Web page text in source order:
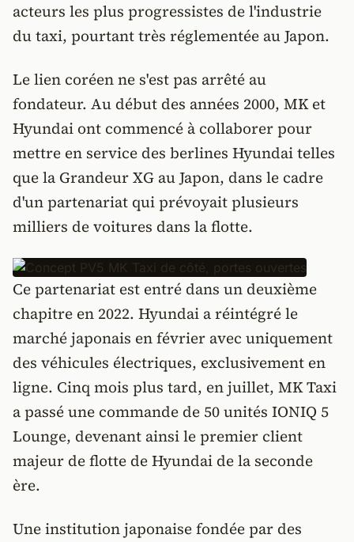
acteurs les plus progressistes de l'industrie
du taxi, pourtant très réglementée au Japon.
Le lien coréen ne s'est pas arrêté au
fondateur. Au début des années 2000, MK et
Hyundai ont commencé à collaborer pour
mettre en service des berlines Hyundai telles
que la Grandeur XG au Japon, dans le cadre
d'un partenariat qui prévoyait plusieurs
milliers de voitures dans la flotte.
Ce partenariat est entré dans un deuxième
chapitre en 2022. Hyundai a réintégré le
marché japonais en février avec uniquement
des véhicules électriques, exclusivement en
ligne. Cinq mois plus tard, en juillet, MK Taxi
a passé une commande de 50 unités IONIQ 5
Lounge, devenant ainsi le premier client
majeur de flotte de Hyundai de la seconde
ère.
Une institution japonaise fondée par des